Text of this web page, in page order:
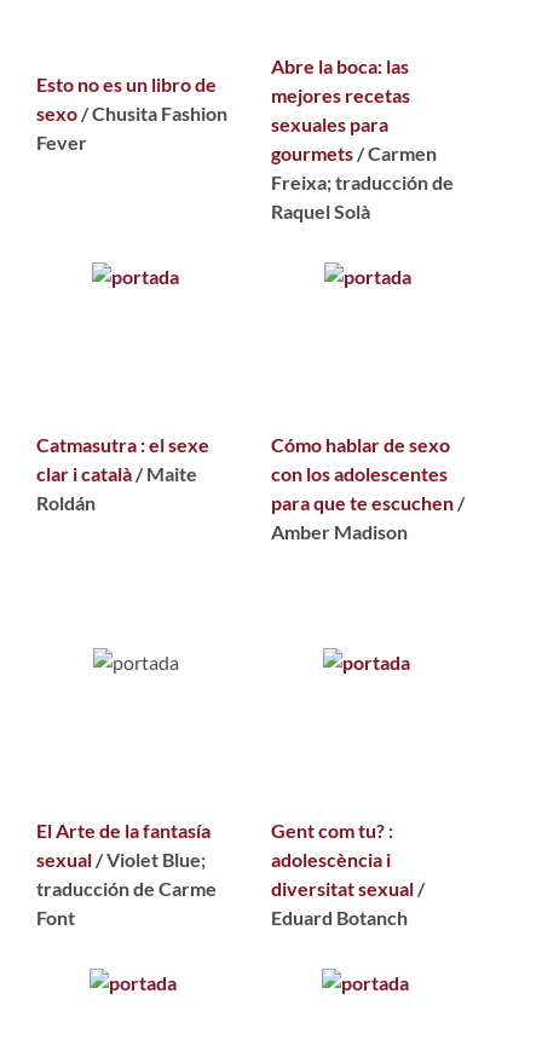
Esto no es un libro de
sexo / Chusita Fashion
Fever
Abre la boca: las
mejores recetas
sexuales para
gourmets / Carmen
Freixa; traducción de
Raquel Solà
Catmasutra : el sexe
clar i català / Maite
Roldán
Cómo hablar de sexo
con los adolescentes
para que te escuchen /
Amber Madison
El Arte de la fantasía
sexual / Violet Blue;
traducción de Carme
Font
Gent com tu? :
adolescència i
diversitat sexual /
Eduard Botanch